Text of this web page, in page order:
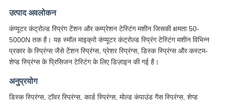
POLICY
उत्पाद अवलोकन
कंप्यूटर कंट्रोल्ड स्प्रिंग टेंशन और कम्प्रेशन टेस्टिंग मशीन जिसकी क्षमता 50-
5000N तक है। यह स्मॉल माइक्रो कंप्यूटर कंट्रोल्ड स्प्रिंग टेस्टिंग मशीन विभिन्न
प्रकार के स्प्रिंग्स जैसे टेंशन स्प्रिंग्स, प्रेशर स्प्रिंग्स, डिस्क स्प्रिंग्स और कस्टम-
शेप्ड स्प्रिंग्स के प्रिसिजन टेस्टिंग के लिए डिज़ाइन की गई है।
अनुप्रयोग
डिस्क स्प्रिंग्स, टॉवर स्प्रिंग्स, कार्ड स्प्रिंग्स, मोल्ड कंपाउंड गैस स्प्रिंग्स, शेप्ड